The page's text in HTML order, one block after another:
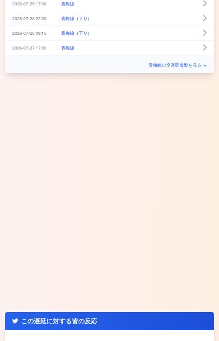
2026-07-29 17:30 青梅線
2026-07-28 22:00 青梅線（下り）
2026-07-28 09:15 青梅線（下り）
2026-07-27 17:00 青梅線
青梅線の全遅延履歴を見る →
この遅延に対する皆の反応